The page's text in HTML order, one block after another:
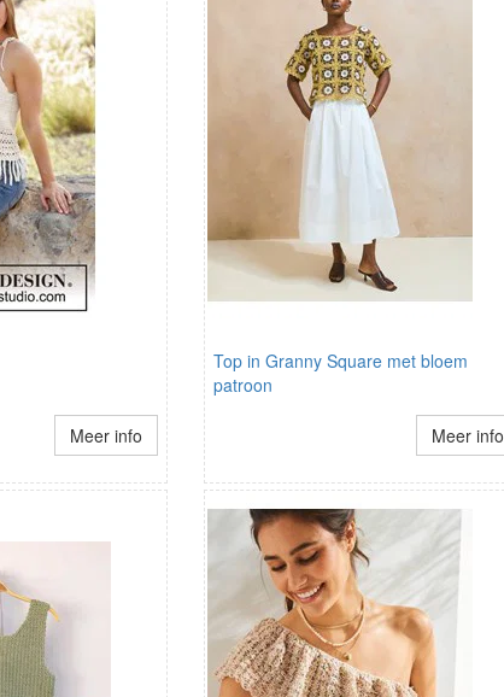
Meer info
Top in Granny Square met bloem
patroon
Meer info